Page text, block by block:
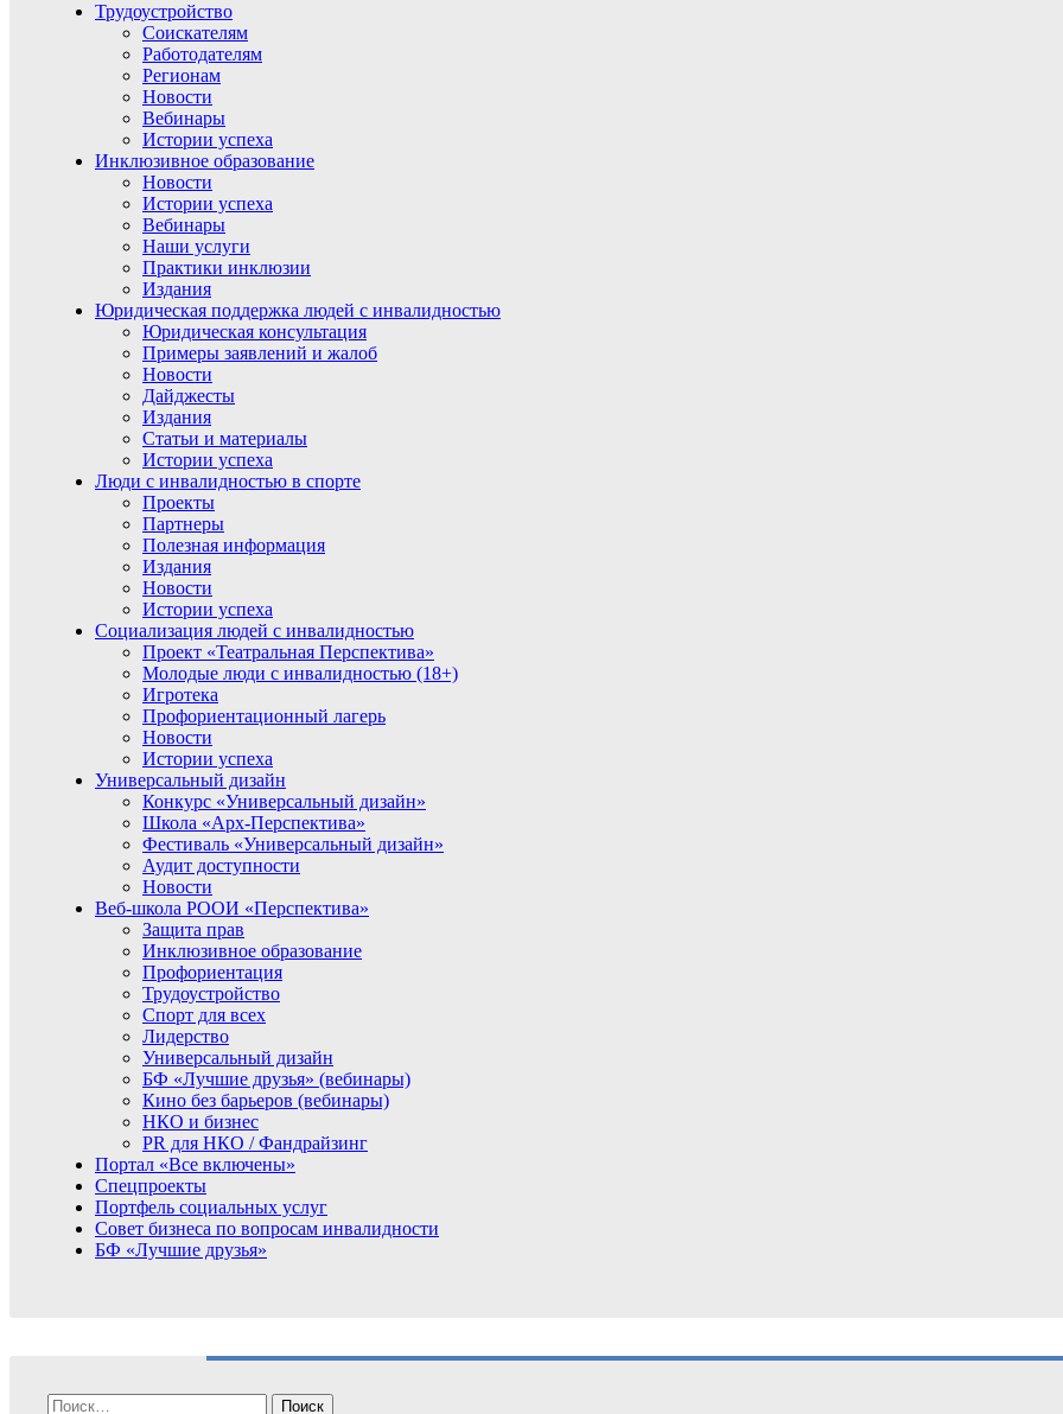
Трудоустройство
Соискателям
Работодателям
Регионам
Новости
Вебинары
Истории успеха
Инклюзивное образование
Новости
Истории успеха
Вебинары
Наши услуги
Практики инклюзии
Издания
Юридическая поддержка людей с инвалидностью
Юридическая консультация
Примеры заявлений и жалоб
Новости
Дайджесты
Издания
Статьи и материалы
Истории успеха
Люди с инвалидностью в спорте
Проекты
Партнеры
Полезная информация
Издания
Новости
Истории успеха
Социализация людей с инвалидностью
Проект «Театральная Перспектива»
Молодые люди с инвалидностью (18+)
Игротека
Профориентационный лагерь
Новости
Истории успеха
Универсальный дизайн
Конкурс «Универсальный дизайн»
Школа «Арх-Перспектива»
Фестиваль «Универсальный дизайн»
Аудит доступности
Новости
Веб-школа РООИ «Перспектива»
Защита прав
Инклюзивное образование
Профориентация
Трудоустройство
Спорт для всех
Лидерство
Универсальный дизайн
БФ «Лучшие друзья» (вебинары)
Кино без барьеров (вебинары)
НКО и бизнес
PR для НКО / Фандрайзинг
Портал «Все включены»
Спецпроекты
Портфель социальных услуг
Совет бизнеса по вопросам инвалидности
БФ «Лучшие друзья»
Найти: